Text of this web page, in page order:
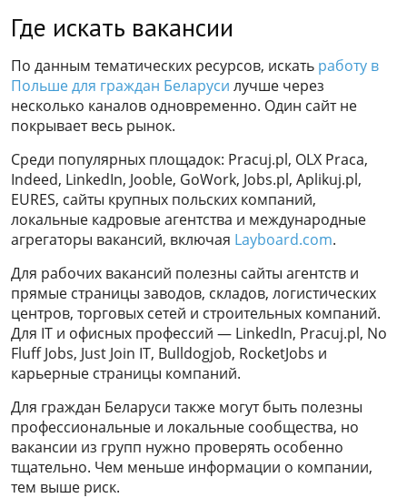
Где искать вакансии
По данным тематических ресурсов, искать работу в
Польше для граждан Беларуси лучше через
несколько каналов одновременно. Один сайт не
покрывает весь рынок.
Среди популярных площадок: Pracuj.pl, OLX Praca,
Indeed, LinkedIn, Jooble, GoWork, Jobs.pl, Aplikuj.pl,
EURES, сайты крупных польских компаний,
локальные кадровые агентства и международные
агрегаторы вакансий, включая Layboard.com.
Для рабочих вакансий полезны сайты агентств и
прямые страницы заводов, складов, логистических
центров, торговых сетей и строительных компаний.
Для IT и офисных профессий — LinkedIn, Pracuj.pl, No
Fluff Jobs, Just Join IT, Bulldogjob, RocketJobs и
карьерные страницы компаний.
Для граждан Беларуси также могут быть полезны
профессиональные и локальные сообщества, но
вакансии из групп нужно проверять особенно
тщательно. Чем меньше информации о компании,
тем выше риск.